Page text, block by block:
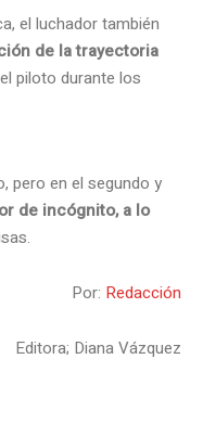
el luchador también
de la trayectoria
piloto durante los
pero en el segundo y
de incógnito, a lo
Por: Redacción
Editora; Diana Vázquez